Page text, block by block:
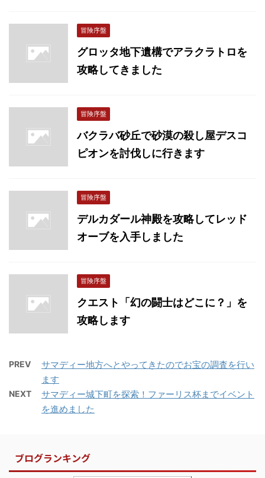
冒険序盤
グロッタ地下遺構でアラクラトロを
攻略してきました
冒険序盤
バクラバ砂丘で砂漠の殺し屋デスコ
ピオンを討伐しに行きます
冒険序盤
デルカダール神殿を攻略してレッド
オーブを入手しました
冒険序盤
クエスト「幻の闘士はどこに？」を
攻略します
PREV
サマディー地方へとやってきたのでお宝の調査を行い
ます
NEXT
サマディー城下町を探索！ファーリス杯までイベント
を進めました
ブログランキング